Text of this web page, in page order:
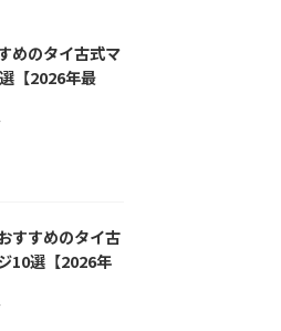
めのタイ古式マ
【2026年最
すすめのタイ古
10選【2026年